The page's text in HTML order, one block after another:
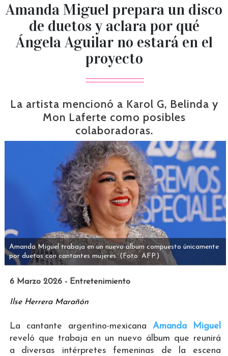
Amanda Miguel prepara un disco
de duetos y aclara por qué
Ángela Aguilar no estará en el
proyecto
La artista mencionó a Karol G, Belinda y
Mon Laferte como posibles
colaboradoras.
Amanda Miguel trabaja en un nuevo álbum compuesto únicamente
por duetos con cantantes mujeres. (Foto: AFP.)
6 Marzo 2026 - Entretenimiento
Ilse Herrera Marañón
La cantante argentino-mexicana Amanda Miguel
reveló que trabaja en un nuevo álbum que reunirá
a diversas intérpretes femeninas de la escena